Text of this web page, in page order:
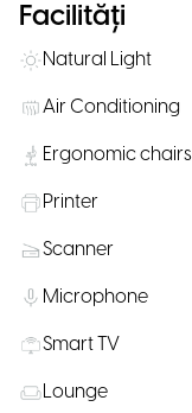
Facilități
Natural Light
Air Conditioning
Ergonomic chairs
Printer
Scanner
Microphone
Smart TV
Lounge